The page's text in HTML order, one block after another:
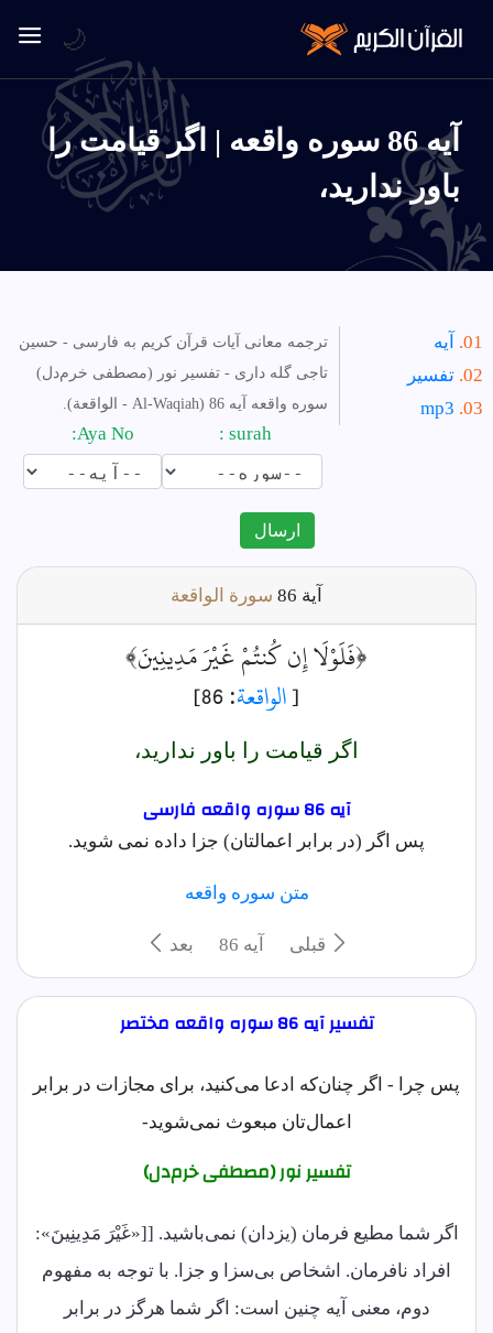
آیه 86 سوره واقعه | اگر قيامت را
باور نداريد،
آیه
تفسیر
mp3
ترجمه معانی آیات قرآن کریم به فارسی - حسین
تاجی گله داری - تفسیر نور (مصطفی خرم‌دل)
سوره واقعه آیه 86 (Al-Waqiah - الواقعة).
ارسال
آية سورة الواقعة
﴿فَلَوْلَا إِن كُنتُمْ غَيْرَ مَدِينِينَ﴾
[الواقعة: 86]
اگر قيامت را باور نداريد،
آیه 86 سوره واقعه فارسى
پس اگر (در برابر اعمالتان) جزا داده نمی شوید.
متن سوره واقعه
قبلی آيه 86 بعد
تفسیر آیه 86 سوره واقعه مختصر
پس چرا - اگر چنان‌که ادعا می‌کنید، برای مجازات در برابر
اعمال‌تان مبعوث نمی‌شوید-
تفسیر نور (مصطفی خرم‌دل)
اگر شما مطیع فرمان (یزدان) نمی‌باشید. [[«غَیْرَ مَدِینِینَ»:
افراد نافرمان. اشخاص بی‌سزا و جزا. با توجه به مفهوم
دوم، معنی آیه چنین است: اگر شما هرگز در برابر
🌙